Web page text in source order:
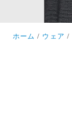
ホーム ウェア